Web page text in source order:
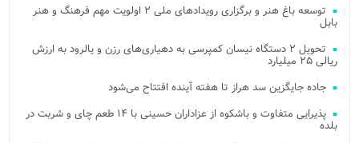
توسعه باغ هنر و برگزاری رویدادهای ملی ۲ اولویت مهم فرهنگ و هنر
بابل
تحویل ۲ دستگاه نیسان کمپرسی به دهیاری‌های رزن و یالرود به ارزش
ریالی ۲۵ میلیارد
جاده جایگزین سد هراز تا هفته آینده افتتاح می‌شود
پذیرایی متفاوت و باشکوه از عزاداران حسینی با ۱۴ طعم چای و شربت در
بلده